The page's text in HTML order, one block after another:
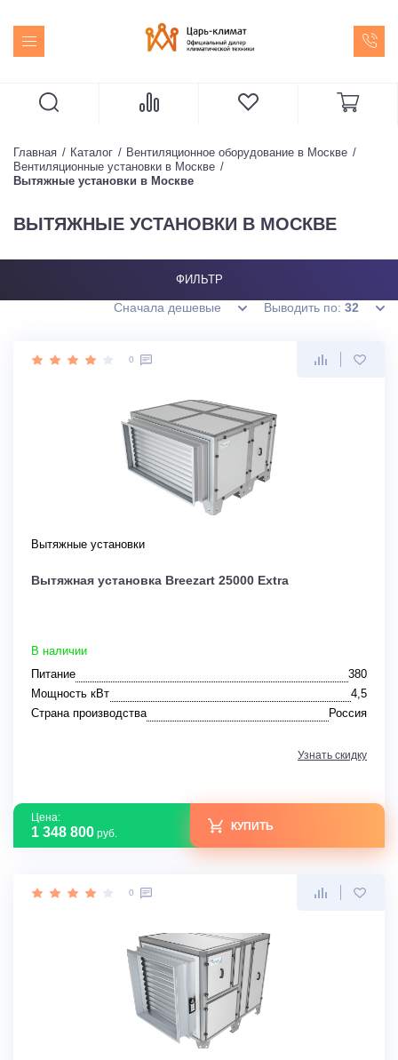
Главная Каталог
Вентиляционное оборудование в Москве
Вентиляционные установки в Москве
Вытяжные установки в Москве
ВЫТЯЖНЫЕ УСТАНОВКИ В МОСКВЕ
ФИЛЬТР
Сначала дешевые Выводить по: 32
0
Вытяжные установки
Вытяжная установка Breezart 25000 Extra
В наличии
Питание
380
Мощность кВт
4,5
Страна производства
Россия
Узнать скидку
Цена:
1 348 800 руб.
КУПИТЬ
0